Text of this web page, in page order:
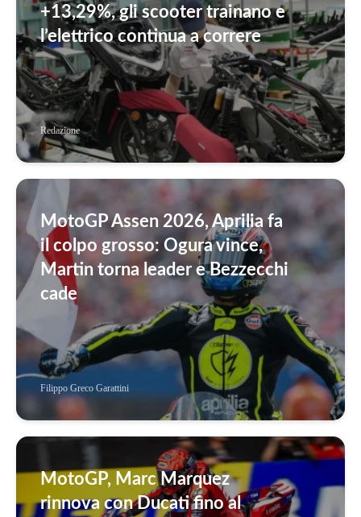
+13,29%, gli scooter trainano e
l’elettrico continua a correre
Redazione
MotoGP Assen 2026, Aprilia fa
il colpo grosso: Ogura vince,
Martin torna leader e Bezzecchi
cade
Filippo Greco Garattini
MotoGP, Marc Marquez
rinnova con Ducati fino al